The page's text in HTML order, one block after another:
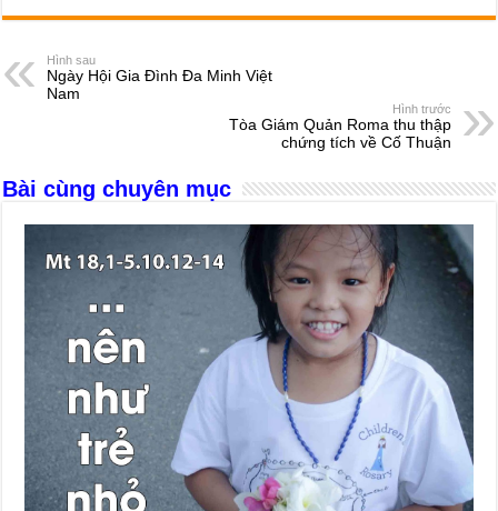
c
e
b
k
ss
n
at
A
e
d
s
er ail ar
Hình sau
Ngày Hội Gia Đình Đa Minh Việt
Nam
Hình trước
Tòa Giám Quản Roma thu thập
chứng tích về Cố Thuận
Bài cùng chuyên mục